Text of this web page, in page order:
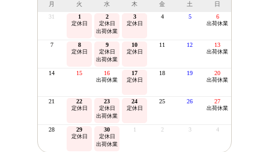
月 火 水 木 金 土
日
31
1
定休日
2
定休日
出荷休業
3
定休日
4 5 6
出荷休業
7 8
定休日
9
定休日
出荷休業
10
定休日
11 12 13
出荷休業
14 15 16
出荷休業
17
定休日
18 19 20
出荷休業
21 22
定休日
23
定休日
出荷休業
24
定休日
25 26 27
出荷休業
28 29
定休日
30
定休日
出荷休業
1 2 3 4